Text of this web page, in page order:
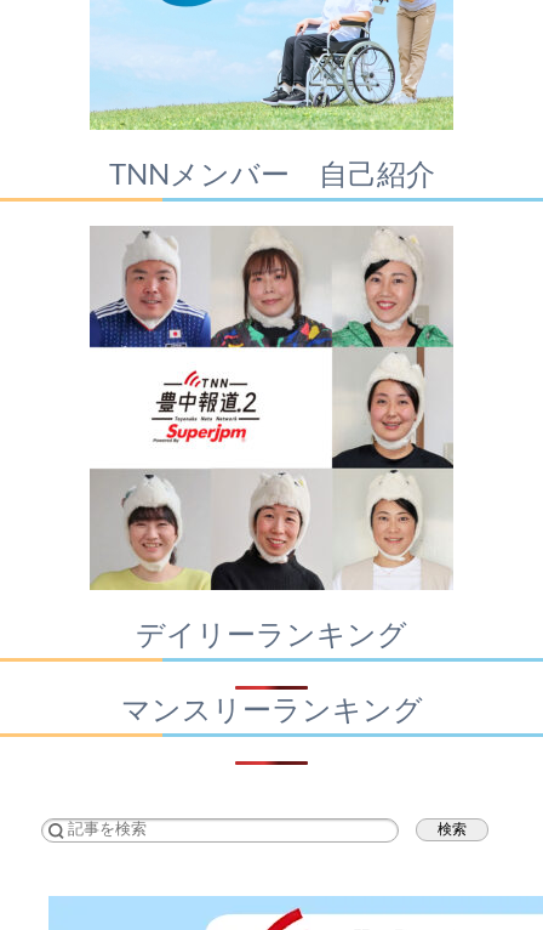
TNNメンバー 自己紹介
デイリーランキング
マンスリーランキング
検索